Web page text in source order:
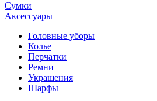
Сумки
Аксессуары
Головные уборы
Колье
Перчатки
Ремни
Украшения
Шарфы